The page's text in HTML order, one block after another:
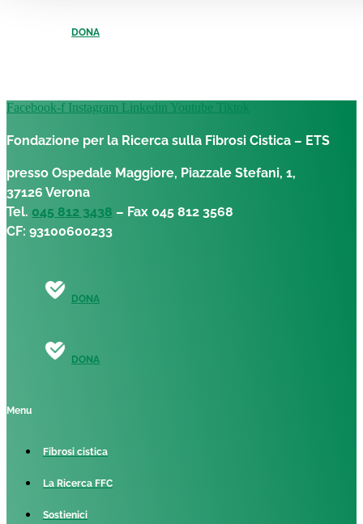
DONA
Facebook-f Instagram Linkedin Youtube Tiktok
Fondazione per la Ricerca sulla Fibrosi Cistica – ETS
presso Ospedale Maggiore, Piazzale Stefani, 1,
37126 Verona
Tel. 045 812 3438 – Fax 045 812 3568
CF: 93100600233
DONA
DONA
Menu
Fibrosi cistica
La Ricerca FFC
Sostienici